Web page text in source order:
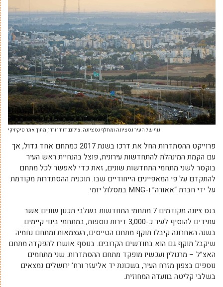
נוף של העיר נס ציונה ומחלף נס ציונה. צילום: דוידי ורדי, מתוך אתר פיקיויקי
פרוייקט ההסתדרות החל את דרכו בשנת 2017 כמתחם אחד גדול, אך
עם הקמת המינהלת להתחדשות עירונית, פוצל בהנחיית ראש העיר
בוקסר לשני מתחמי התחדשות שונים, זאת כדי לאפשר לכל מתחם
להתקדם על פי המאפיינים הייחודיים שבו. תוכנית ההסתדרות מקודמת
על ידי חברת “אאורה” ו-MNG במסלול יזמי.
בנס ציונה מקודמים 7 מתחמי התחדשות בשלבי תכנון שונים אשר
עתידים להוסיף לעיר כ-3,000 דירות נוספות, במתחמי בינוי קיימים.
בשנה האחרונה קיבלו תוקף מתחם הטייסים, העצמאות ומתחם נחמיה
שיקבל תוקף גם הוא בחודשים הקרובים. בנוסף אושרו להפקדה מתחם
האצ”ל – מרגולין ועכשיו מופקד מתחם ההסתדרות. שני מתחמים
נוספים בצפון מזרח העיר, בשכונת יד אליעזר ורח’ ירושלים נמצאים
בשלבי קליטה בוועדה המחוזית.